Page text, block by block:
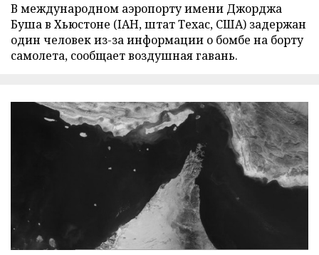
В международном аэропорту имени Джорджа
Буша в Хьюстоне (IAH, штат Техас, США) задержан
один человек из-за информации о бомбе на борту
самолета, сообщает воздушная гавань.